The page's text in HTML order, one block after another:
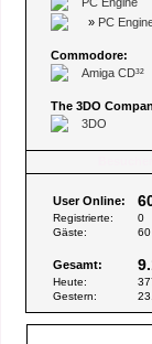
» PC
Commodore:
Amiga CD³²
The 3DO
3DO
User Online:
Registrierte:
0
Gäste:
60
Gesamt:
Heute:
Gestern: